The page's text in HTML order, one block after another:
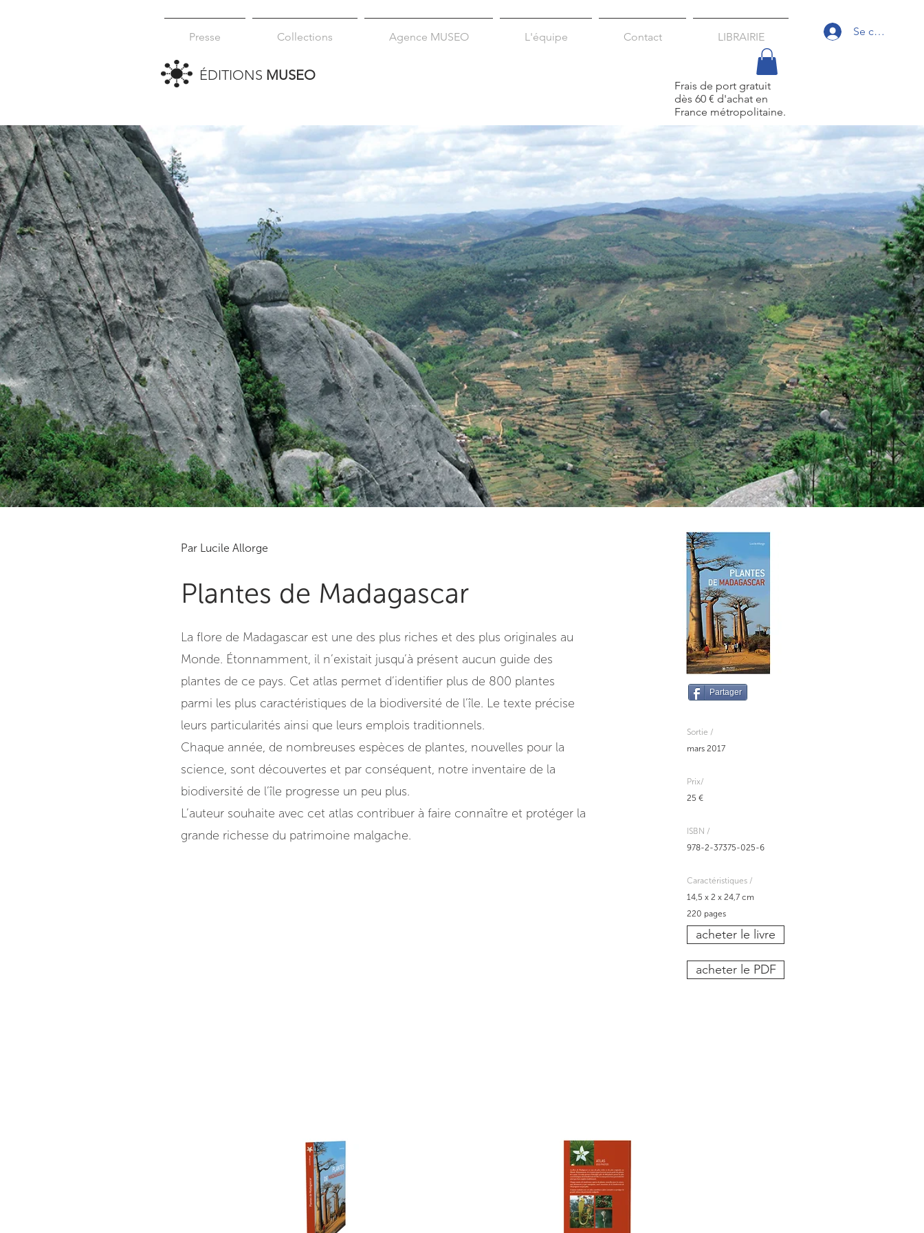
Presse Collections Agence MUSEO L'équipe Contact LIBRAIRIE Se connecter
ÉDITIONS MUSEO
Frais de port gratuit
dès 60 € d'achat en
France métropolitaine.
Par Lucile Allorge
Plantes de Madagascar
La flore de Madagascar est une des plus riches et des plus originales au
Monde. Étonnamment, il n’existait jusqu’à présent aucun guide des
plantes de ce pays. Cet atlas permet d’identifier plus de 800 plantes
parmi les plus caractéristiques de la biodiversité de l’île. Le texte précise
leurs particularités ainsi que leurs emplois traditionnels.
Chaque année, de nombreuses espèces de plantes, nouvelles pour la
science, sont découvertes et par conséquent, notre inventaire de la
biodiversité de l’île progresse un peu plus.
L’auteur souhaite avec cet atlas contribuer à faire connaître et protéger la
grande richesse du patrimoine malgache.
Sortie /
mars 2017
Prix/
25 €
ISBN /
978-2-37375-025-6
Caractéristiques /
14,5 x 2 x 24,7 cm
220 pages
acheter le livre
acheter le PDF
Partager